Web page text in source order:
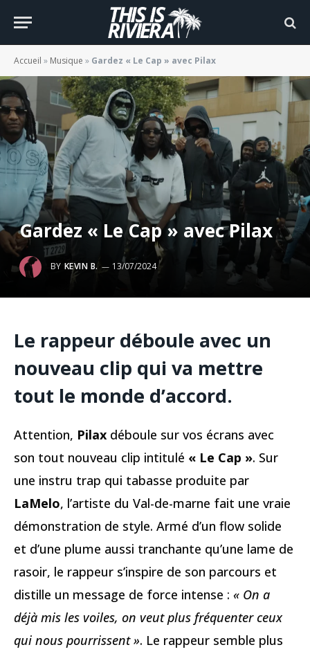
Accueil » Musique » Gardez « Le Cap » avec Pilax
Gardez « Le Cap » avec Pilax
BY KEVIN B. 13/07/2024
Le rappeur déboule avec un
nouveau clip qui va mettre
tout le monde d’accord.
Attention, Pilax déboule sur vos écrans avec
son tout nouveau clip intitulé « Le Cap ». Sur
une instru trap qui tabasse produite par
LaMelo, l’artiste du Val-de-marne fait une vraie
démonstration de style. Armé d’un flow solide
et d’une plume aussi tranchante qu’une lame de
rasoir, le rappeur s’inspire de son parcours et
distille un message de force intense : « On a
déjà mis les voiles, on veut plus fréquenter ceux
qui nous pourrissent ». Le rappeur semble plus